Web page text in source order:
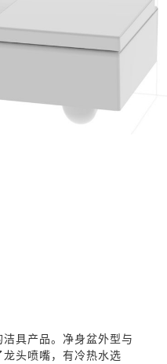
具产品。净身盆外型与
头喷嘴，有冷热水选